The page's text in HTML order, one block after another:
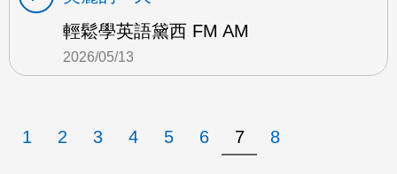
輕鬆學英語黛西 FM AM
2026/05/13
1 2 3 4 5 6 7 8